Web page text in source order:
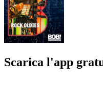
Scarica l'app